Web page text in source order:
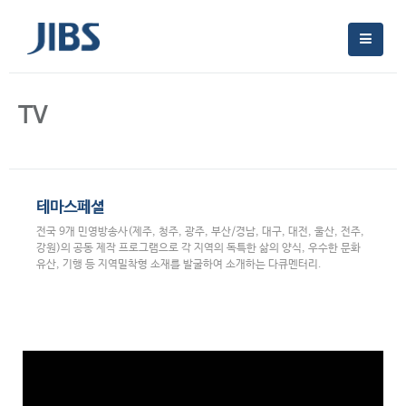
TV
테마스페셜
전국 9개 민영방송사(제주, 청주, 광주, 부산/경남, 대구, 대전, 울산, 전주,
강원)의 공동 제작 프로그램으로 각 지역의 독특한 삶의 양식, 우수한 문화
유산, 기행 등 지역밀착형 소재를 발굴하여 소개하는 다큐멘터리.